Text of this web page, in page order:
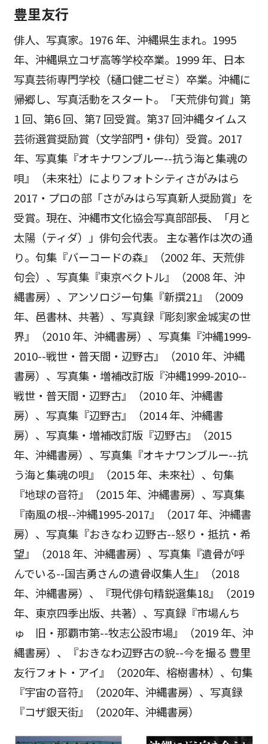
豊里友行
俳人、写真家。1976 年、沖縄県生まれ。1995
年、沖縄県立コザ高等学校卒業。1999 年、日本
写真芸術専門学校（樋口健二ゼミ）卒業。沖縄に
帰郷し、写真活動をスタート。「天荒俳句賞」第
1 回、第6 回、第7 回受賞。第37 回沖縄タイムス
芸術選賞奨励賞（文学部門・俳句）受賞。2017
年、写真集『オキナワンブルー--抗う海と集魂の
唄』（未來社）によりフォトシティさがみはら
2017・プロの部「さがみはら写真新人奨励賞」を
受賞。現在、沖縄市文化協会写真部部長、「月と
太陽（ティダ）」俳句会代表。 主な著作は次の通
り。句集『バーコードの森』（2002 年、天荒俳
句会）、写真集『東京ベクトル』（2008 年、沖
縄書房）、アンソロジー句集『新撰21』（2009
年、邑書林、共著）、写真録『彫刻家金城実の世
界』（2010 年、沖縄書房）、写真集『沖縄1999-
2010--戦世・普天間・辺野古』（2010 年、沖縄
書房）、写真集・増補改訂版『沖縄1999-2010--
戦世・普天間・辺野古』（2010 年、沖縄書
房）、写真集『辺野古』（2014 年、沖縄書
房）、写真集・増補改訂版『辺野古』（2015
年、沖縄書房）、写真集『オキナワンブルー--抗
う海と集魂の唄』（2015 年、未來社）、句集
『地球の音符』（2015 年、沖縄書房）、写真集
『南風の根--沖縄1995-2017』（2017 年、沖縄書
房）、写真集『おきなわ 辺野古--怒り・抵抗・希
望』（2018 年、沖縄書房）、写真集『遺骨が呼
んでいる--国吉勇さんの遺骨収集人生』（2018
年、沖縄書房）、『現代俳句精鋭選集18』（2019
年、東京四季出版、共著）、写真録『市場んち
ゅ 旧・那覇市第--牧志公設市場』（2019 年、沖
縄書房）、『おきなわ辺野古の貌--今を撮る 豊里
友行フォト・アイ』（2020年、榕樹書林）、句集
『宇宙の音符』（2020年、沖縄書房）、写真録
『コザ銀天街』（2020年、沖縄書房）